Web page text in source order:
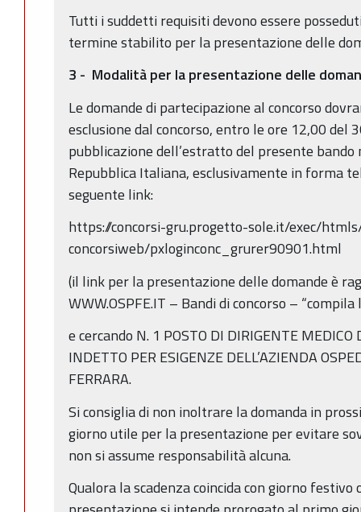
Tutti i suddetti requisiti devono essere
termine stabilito per la presentazione delle
3 - Modalità per la presentazione delle
Le domande di partecipazione al concorso
esclusione dal concorso, entro le ore 12,00 del
pubblicazione dell’estratto del presente
Repubblica Italiana, esclusivamente in forma
seguente link:
https://concorsi-gru.progetto-sole.it/exec/
concorsiweb/pxloginconc_grurer90901.html
(il link per la presentazione delle domande è
WWW.OSPFE.IT – Bandi di concorso –
e cercando N. 1 POSTO DI DIRIGENTE
INDETTO PER ESIGENZE DELL’AZIENDA
FERRARA.
Si consiglia di non inoltrare la domanda in
giorno utile per la presentazione per evitare
non si assume responsabilità alcuna.
Qualora la scadenza coincida con giorno